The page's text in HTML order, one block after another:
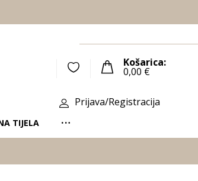
Košarica:
0,00 €
Prijava/Registracija
TIJELA